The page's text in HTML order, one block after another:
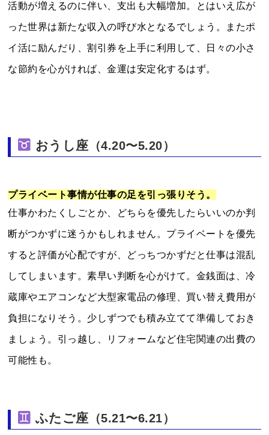
活動が増えるのに伴い、支出も大幅増加。とはいえ広が
った世界は新たな収入の呼び水となるでしょう。またポ
イ活に励んだり、割引券を上手に利用して、日々の小さ
な節約を心がければ、金運は安定化するはず。
おうし座 （4.20〜5.20）
プライベート事情が仕事の足を引っ張りそう。
仕事かわたくしごとか、どちらを優先したらいいのか判
断がつかずに迷うかもしれません。プライベートを優先
すると評価が心配ですが、どっちつかずだと仕事は混乱
してしまいます。素早い判断を心がけて。金銭面は、冷
蔵庫やエアコンなど大型家電品の修理、買い替え費用が
負担になりそう。少しずつでも積み立てて準備しておき
ましょう。引っ越し、リフォームなど住宅関連の出費の
可能性も。
ふたご座 （5.21〜6.21）